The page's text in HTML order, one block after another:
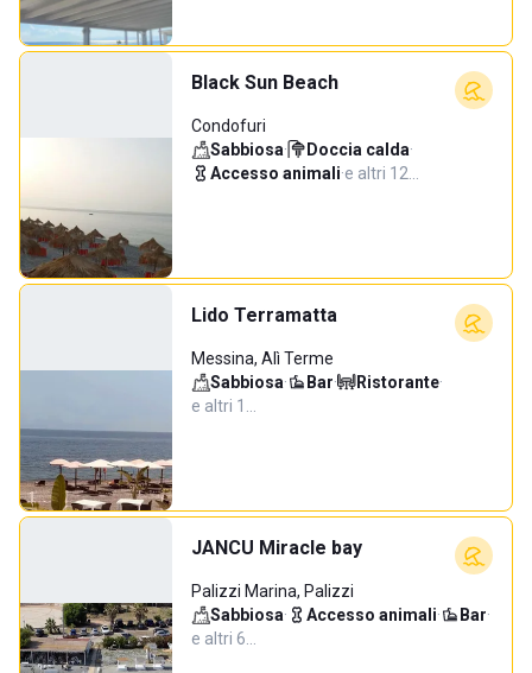
Black Sun Beach
Condofuri
Sabbiosa· Doccia calda·
Accesso animali·e altri 12…
Lido Terramatta
Messina, Alì Terme
Sabbiosa· Bar· Ristorante·
e altri 1…
JANCU Miracle bay
Palizzi Marina, Palizzi
Sabbiosa· Accesso animali· Bar·
e altri 6…